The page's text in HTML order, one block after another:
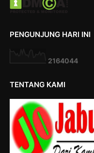
PENGUNJUNG HARI INI
2164044
TENTANG KAMI